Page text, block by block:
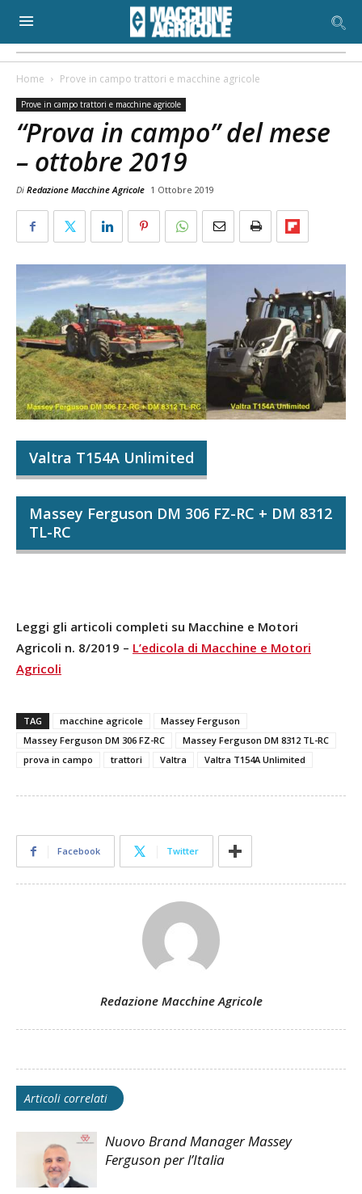
Home Prove in campo trattori e macchine agricole
Prove in campo trattori e macchine agricole
“Prova in campo” del mese
– ottobre 2019
Di Redazione Macchine Agricole 1 Ottobre 2019
Valtra T154A Unlimited
Massey Ferguson DM 306 FZ-RC + DM 8312
TL-RC
Leggi gli articoli completi su Macchine e Motori
Agricoli n. 8/2019 – L’edicola di Macchine e Motori
Agricoli
TAG macchine agricole
Massey Ferguson
Massey Ferguson DM 306 FZ-RC
Massey Ferguson DM 8312 TL-RC
prova in campo
trattori Valtra Valtra T154A Unlimited
Facebook Twitter
Redazione Macchine Agricole
Articoli correlati
Nuovo Brand Manager Massey
Ferguson per l’Italia